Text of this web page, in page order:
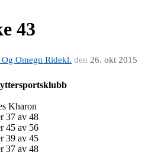
43
Omegn Ridekl. den 26. okt 2015
Kharon
37 av 48
45 av 56
39 av 45
37 av 48